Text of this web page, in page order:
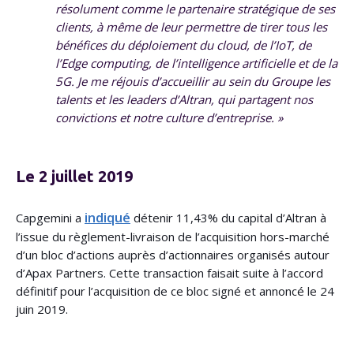
résolument comme le partenaire stratégique de ses
clients, à même de leur permettre de tirer tous les
bénéfices du déploiement du cloud, de l’IoT, de
l’Edge computing, de l’intelligence artificielle et de la
5G. Je me réjouis d’accueillir au sein du Groupe les
talents et les leaders d’Altran, qui partagent nos
convictions et notre culture d’entreprise. »
Le 2 juillet 2019
Capgemini a indiqué détenir 11,43% du capital d’Altran à
l’issue du règlement-livraison de l’acquisition hors-marché
d’un bloc d’actions auprès d’actionnaires organisés autour
d’Apax Partners. Cette transaction faisait suite à l’accord
définitif pour l’acquisition de ce bloc signé et annoncé le 24
juin 2019.